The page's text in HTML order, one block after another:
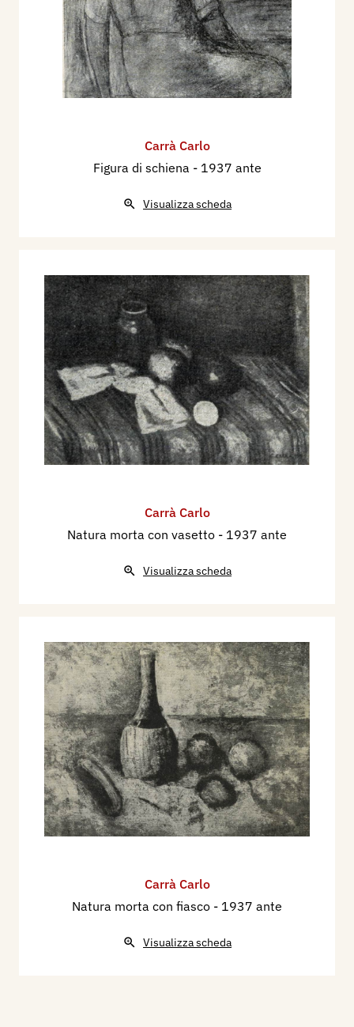
Carrà Carlo
Figura di schiena - 1937 ante
Visualizza scheda
Carrà Carlo
Natura morta con vasetto - 1937 ante
Visualizza scheda
Carrà Carlo
Natura morta con fiasco - 1937 ante
Visualizza scheda